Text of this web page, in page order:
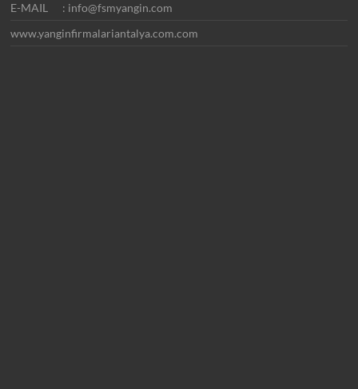
E-MAIL : info@fsmyangin.com
www.yanginfirmalariantalya.com.com